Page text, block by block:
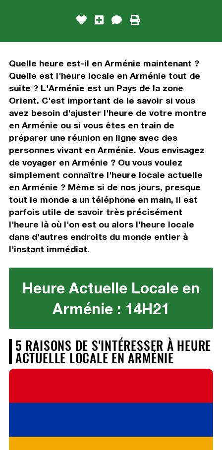
Quelle heure est-il en Arménie maintenant ?
Quelle est l'heure locale en Arménie tout de
suite ? L'Arménie est un Pays de la zone
Orient. C'est important de le savoir si vous
avez besoin d'ajuster l'heure de votre montre
en Arménie ou si vous êtes en train de
préparer une réunion en ligne avec des
personnes vivant en Arménie. Vous envisagez
de voyager en Arménie ? Ou vous voulez
simplement connaître l'heure locale actuelle
en Arménie ? Même si de nos jours, presque
tout le monde a un téléphone en main, il est
parfois utile de savoir très précisément
l'heure là où l'on est ou alors l'heure locale
dans d'autres endroits du monde entier à
l'instant immédiat.
Heure Actuelle Locale en
Arménie : 14H21
5 RAISONS DE S'INTÉRESSER À HEURE
ACTUELLE LOCALE EN ARMÉNIE